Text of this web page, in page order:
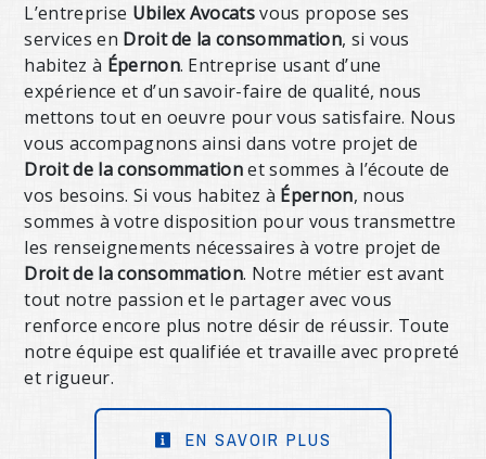
L’entreprise Ubilex Avocatsvous propose ses
services en Droit de la consommation, si vous
habitez à Épernon. Entreprise usant d’une
expérience et d’un savoir-faire de qualité, nous
mettons tout en oeuvre pour vous satisfaire. Nous
vous accompagnons ainsi dans votre projet de
Droit de la consommationet sommes à l’écoute de
vos besoins. Si vous habitez à Épernon, nous
sommes à votre disposition pour vous transmettre
les renseignements nécessaires à votre projet de
Droit de la consommation. Notre métier est avant
tout notre passion et le partager avec vous
renforce encore plus notre désir de réussir. Toute
notre équipe est qualifiée et travaille avec propreté
et rigueur.
EN SAVOIR PLUS